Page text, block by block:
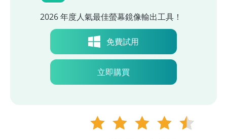
2026 年度人氣最佳螢幕鏡像輸出工具！
免費試用
立即購買